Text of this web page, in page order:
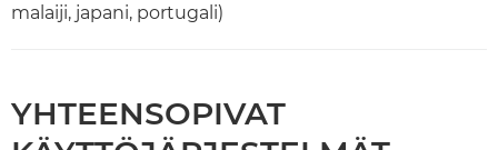
malaiji, japani, portugali)
YHTEENSOPIVAT